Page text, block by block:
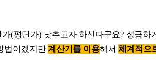
(평단가) 낮추고자 하신다구요? 성급하
법이겠지만 계산기를 이용해서 체계적으